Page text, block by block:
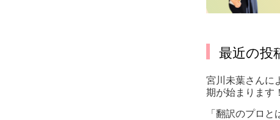
最近の投
宮川未葉さんに
期が始まります！
「翻訳のプロ